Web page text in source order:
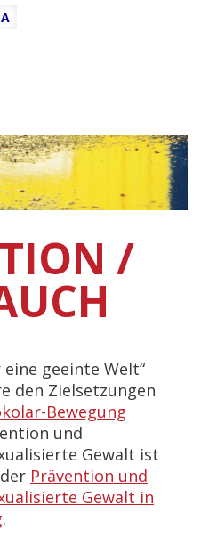
A
/
eine geeinte Welt“
den Zielsetzungen
Bewegung
und
Gewalt ist
Prävention und
Gewalt in
.